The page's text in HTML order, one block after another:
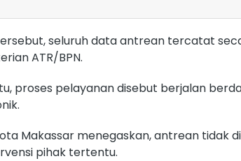
seluruh data antrean tercatat
ATR/BPN.
proses pelayanan disebut berjalan
Makassar menegaskan, antrean tidak
pihak tertentu.